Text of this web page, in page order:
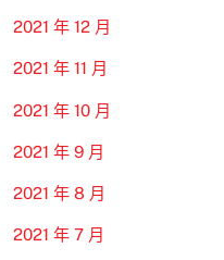
2021 年 12 月
2021 年 11 月
2021 年 10 月
2021 年 9 月
2021 年 8 月
2021 年 7 月